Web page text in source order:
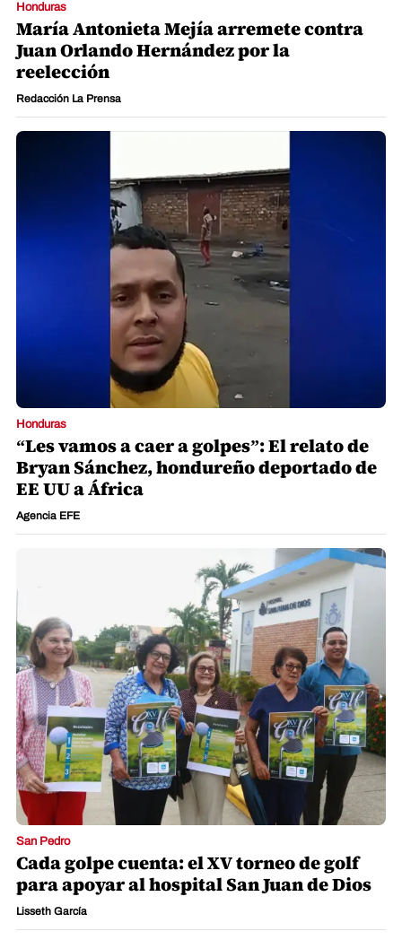
Honduras
María Antonieta Mejía arremete contra
Juan Orlando Hernández por la
reelección
Redacción La Prensa
Honduras
“Les vamos a caer a golpes”: El relato de
Bryan Sánchez, hondureño deportado de
EE UU a África
Agencia EFE
San Pedro
Cada golpe cuenta: el XV torneo de golf
para apoyar al hospital San Juan de Dios
Lisseth García